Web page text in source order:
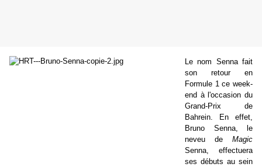
Le nom Senna fait
son retour en
Formule 1 ce week-
end à l'occasion du
Grand-Prix de
Bahrein. En effet,
Bruno Senna, le
neveu de Magic
Senna, effectuera
ses débuts au sein